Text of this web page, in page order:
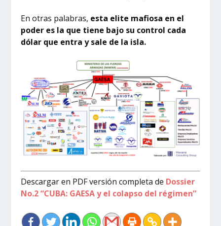
En otras palabras, esta elite mafiosa en el
poder es la que tiene bajo su control cada
dólar que entra y sale de la isla.
Descargar en PDF versión completa de Dossier
No.2 “CUBA: GAESA y el colapso del régimen”